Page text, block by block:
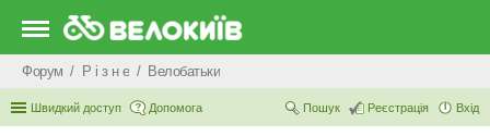
Форум Р i з н е Велобатьки
Швидкий доступ Допомога Вхід
Реєстрація
Пошук